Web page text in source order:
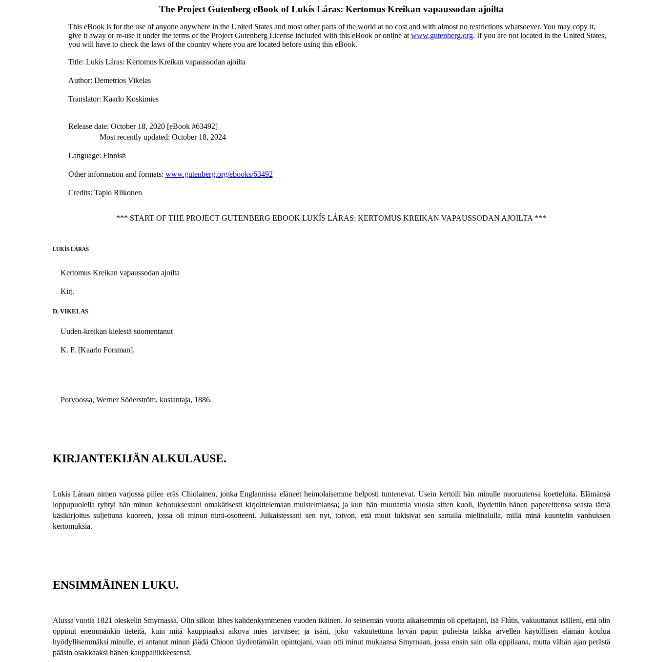
The Project Gutenberg eBook ofLukís Láras: Kertomus Kreikan vapaussodan ajoilta
This eBook is for the use of anyone anywhere in the United States and most other parts of the world at no cost and with almost no restrictions whatsoever. You may copy it,
give it away or re-use it under the terms of the Project Gutenberg License included with this eBook or online at www.gutenberg.org. If you are not located in the United States,
you will have to check the laws of the country where you are located before using this eBook.
Title: Lukís Láras: Kertomus Kreikan vapaussodan ajoilta
Author: Demetrios Vikelas
Translator: Kaarlo Koskimies
Release date: October 18, 2020 [eBook #63492]
Most recently updated: October 18, 2024
Language: Finnish
Other information and formats: www.gutenberg.org/ebooks/63492
Credits: Tapio Riikonen
*** START OF THE PROJECT GUTENBERG EBOOK LUKÍS LÁRAS: KERTOMUS KREIKAN VAPAUSSODAN AJOILTA ***
LUKÍS LÁRAS
Kertomus Kreikan vapaussodan ajoilta
Kirj.
D. VIKELAS
Uuden-kreikan kielestä suomentanut
K. F. [Kaarlo Forsman].
Porvoossa, Werner Söderström, kustantaja, 1886.
KIRJANTEKIJÄN ALKULAUSE.
Lukís Láraan nimen varjossa piilee eräs Chiolainen, jonka Englannissa eläneet heimolaisemme helposti tuntenevat. Usein kertoili hän minulle nuoruutensa koetteluita. Elämänsä
loppupuolella ryhtyi hän minun kehotuksestani omakätisesti kirjoittelemaan muistelmiansa; ja kun hän muutamia vuosia sitten kuoli, löydettiin hänen papereittensa seasta tämä
käsikirjoitus suljettuna kuoreen, jossa oli minun nimi-osotteeni. Julkaistessani sen nyt, toivon, että muut lukisivat sen samalla mielihalulla, millä minä kuuntelin vanhuksen
kertomuksia.
ENSIMMÄINEN LUKU.
Alussa vuotta 1821 oleskelin Smyrnassa. Olin silloin lähes kahdenkymmenen vuoden ikäinen. Jo seitsemän vuotta aikaisemmin oli opettajani, isä Flútis, vakuuttanut isälleni, että olin
oppinut enemmänkin tieteitä, kuin mitä kauppiaaksi aikova mies tarvitsee; ja isäni, joko vakuutettuna hyvän papin puheista taikka arvellen käytöllisen elämän koulua
hyödyllisemmäksi minulle, ei antanut minun jäädä Chioon täydentämään opintojani, vaan otti minut mukaansa Smyrnaan, jossa ensin sain olla oppilaana, mutta vähän ajan perästä
pääsin osakkaaksi hänen kauppaliikkeesensä.